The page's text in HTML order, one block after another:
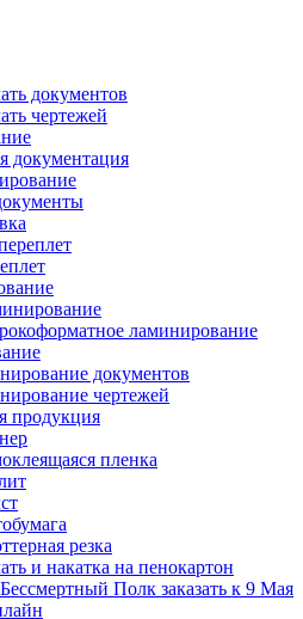
документов
чертежей
документация
ламинирование
документов
чертежей
продукция
пленка
резка
и накатка на пенокартон
Полк заказать к 9 Мая